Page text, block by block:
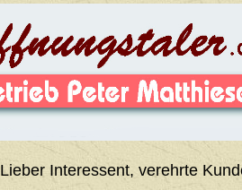
Lieber Interessent, verehrte